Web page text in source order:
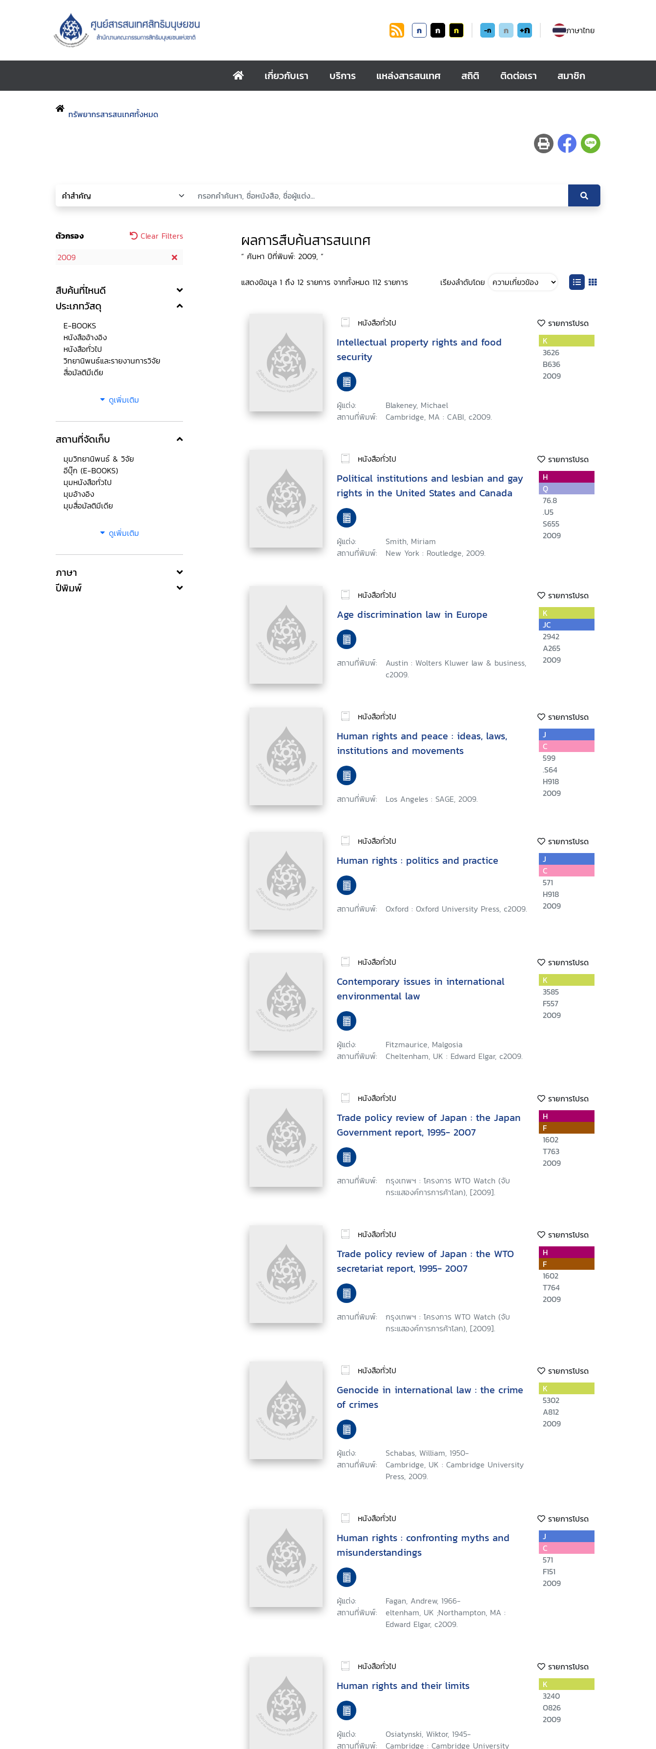
ก ก ก -ก ก +ก ภาษาไทย
เกี่ยวกับเรา บริการ แหล่งสารสนเทศ สถิติ ติดต่อเรา สมาชิก
ทรัพยากรสารสนเทศทั้งหมด
ตัวกรอง
Clear Filters
2009
สืบค้นที่ไหนดี
ประเภทวัสดุ
E-BOOKS
หนังสืออ้างอิง
หนังสือทั่วไป
วิทยานิพนธ์และรายงานการวิจัย
สื่อมัลติมีเดีย
ดูเพิ่มเติม
สถานที่จัดเก็บ
มุมวิทยานิพนธ์ & วิจัย
อีบุ๊ก (E-BOOKS)
มุมหนังสือทั่วไป
มุมอ้างอิง
มุมสื่อมัลติมีเดีย
ดูเพิ่มเติม
ภาษา
ปีพิมพ์
ผลการสืบค้นสารสนเทศ
“ ค้นหา ปีที่พิมพ์: 2009, ”
แสดงข้อมูล 1 ถึง 12 รายการ จากทั้งหมด 112 รายการ เรียงลำดับโดย
หนังสือทั่วไป รายการโปรด
Intellectual property rights and food
security
ผู้แต่ง:
Blakeney, Michael
สถานที่พิมพ์:
Cambridge, MA : CABI, c2009.
K
3626
B636
2009
หนังสือทั่วไป รายการโปรด
Political institutions and lesbian and gay
rights in the United States and Canada
ผู้แต่ง:
Smith, Miriam
สถานที่พิมพ์:
New York : Routledge, 2009.
H
Q
76.8
.U5
S655
2009
หนังสือทั่วไป รายการโปรด
Age discrimination law in Europe
สถานที่พิมพ์:
Austin : Wolters Kluwer law & business,
c2009.
K
JC
2942
A265
2009
หนังสือทั่วไป รายการโปรด
Human rights and peace : ideas, laws,
institutions and movements
สถานที่พิมพ์: Los Angeles : SAGE, 2009.
J
C
599
.S64
H918
2009
หนังสือทั่วไป รายการโปรด
Human rights : politics and practice
สถานที่พิมพ์: Oxford : Oxford University Press, c2009.
J
C
571
H918
2009
หนังสือทั่วไป รายการโปรด
Contemporary issues in international
environmental law
ผู้แต่ง:
Fitzmaurice, Malgosia
สถานที่พิมพ์:
Cheltenham, UK : Edward Elgar, c2009.
K
3585
F557
2009
หนังสือทั่วไป รายการโปรด
Trade policy review of Japan : the Japan
Government report, 1995- 2007
สถานที่พิมพ์:
กรุงเทพฯ : โครงการ WTO Watch (จับ
กระแสองค์การการค้าโลก), [2009].
H
F
1602
T763
2009
หนังสือทั่วไป รายการโปรด
Trade policy review of Japan : the WTO
secretariat report, 1995- 2007
สถานที่พิมพ์:
กรุงเทพฯ : โครงการ WTO Watch (จับ
กระแสองค์การการค้าโลก), [2009].
H
F
1602
T764
2009
หนังสือทั่วไป รายการโปรด
Genocide in international law : the crime
of crimes
ผู้แต่ง:
Schabas, William, 1950-
สถานที่พิมพ์:
Cambridge, UK : Cambridge University
Press, 2009.
K
5302
A812
2009
หนังสือทั่วไป รายการโปรด
Human rights : confronting myths and
misunderstandings
ผู้แต่ง:
Fagan, Andrew, 1966-
สถานที่พิมพ์:
eltenham, UK ;Northampton, MA :
Edward Elgar, c2009.
J
C
571
F151
2009
หนังสือทั่วไป รายการโปรด
Human rights and their limits
ผู้แต่ง:
Osiatynski, Wiktor, 1945-
สถานที่พิมพ์:
Cambridge : Cambridge University
K
3240
O826
2009